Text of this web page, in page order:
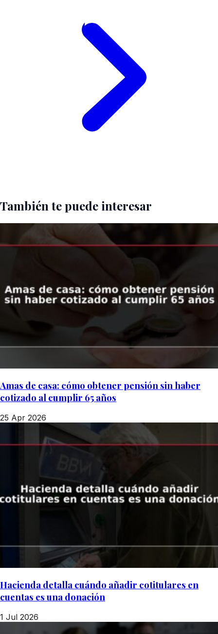
También te puede interesar
Amas de casa: cómo obtener pensión sin haber
cotizado al cumplir 65 años
25 Apr 2026
Hacienda detalla cuándo añadir cotitulares en
cuentas es una donación
1 Jul 2026